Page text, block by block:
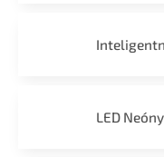
LED Neóny